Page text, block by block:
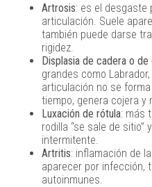
Artrosis: es el desgaste
articulación. Suele
también puede darse
rigidez.
Displasia de cadera o de
grandes como
articulación no se
tiempo, genera cojera y
Luxación de rótula: más
rodilla “se sale de sitio”
intermitente.
Artritis: inflamación de
aparecer por infección,
autoinmunes.